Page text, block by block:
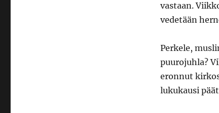
vastaan.
vedetään
Perkele,
puurojuhla?
eronnut
lukukausi